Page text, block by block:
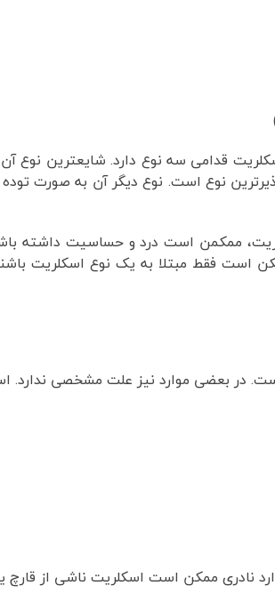
قدامی سه نوع دارد. شایعترین نوع آن
نوع است. نوع دیگر آن به صورت
ممکمن است درد و حساسیت داشته
است فقط مبتلا به یک نوع اسکلریت
در بعضی موارد نیز علت مشخصی ندارد.
نادری ممکن است اسکلریت ناشی از قارچ